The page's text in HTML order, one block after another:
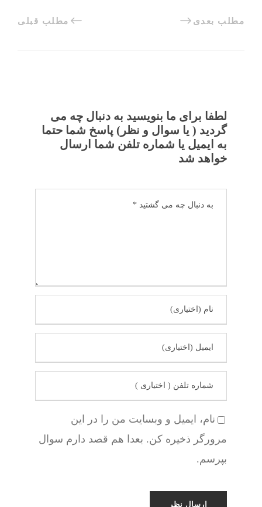
مطلب قبلی مطلب بعدی
لطفا برای ما بنویسید به دنبال چه می
گردید ( یا سوال و نظر) پاسخ شما حتما
به ایمیل یا شماره تلفن شما ارسال
خواهد شد
نام، ایمیل و وبسایت من را در این
مرورگر ذخیره کن. بعدا هم قصد دارم سوال
بپرسم.